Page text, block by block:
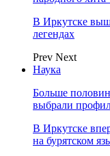
В Иркутске
легендах
Prev Next
Наука
Больше
выбрали
В Иркутске
на бурятском